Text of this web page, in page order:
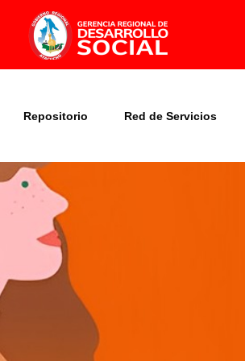
Repositorio Red de Servicios